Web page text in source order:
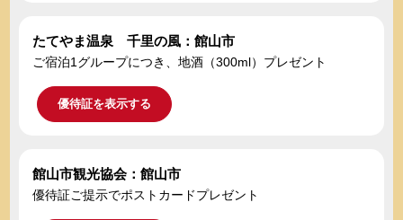
たてやま温泉 千里の風：館山市
ご宿泊1グループにつき、地酒（300ml）プレゼント
優待証を表示する
館山市観光協会：館山市
優待証ご提示でポストカードプレゼント